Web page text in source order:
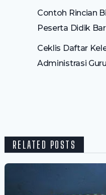
Contoh Rincian
Peserta Didik
Ceklis Daftar
Administrasi
RELATED POSTS